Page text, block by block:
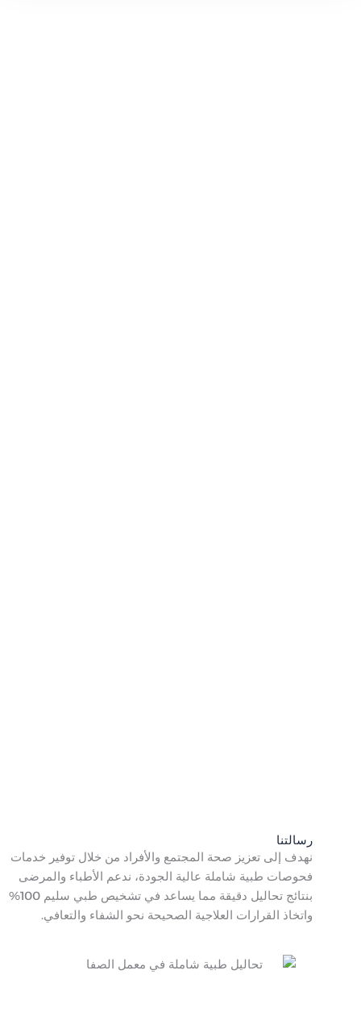
رسالتنا
نهدف إلى تعزيز صحة المجتمع والأفراد من خلال توفير خدمات
فحوصات طبية شاملة عالية الجودة، ندعم الأطباء والمرضى
بنتائج تحاليل دقيقة مما يساعد في تشخيص طبي سليم 100%
واتخاذ القرارات العلاجية الصحيحة نحو الشفاء والتعافي.